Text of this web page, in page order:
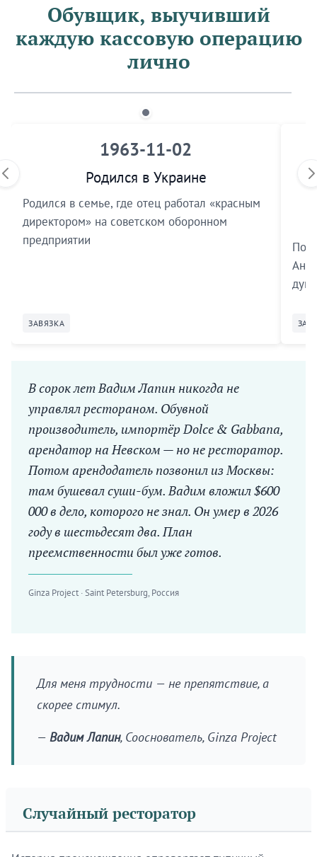
Обувщик, выучивший
каждую кассовую операцию
лично
1963-11-02
Родился в Украине
Родился в семье, где отец работал «красным
директором» на советском оборонном
предприятии
ЗАВЯЗКА
В сорок лет Вадим Лапин никогда не
управлял рестораном. Обувной
производитель, импортёр Dolce & Gabbana,
арендатор на Невском — но не ресторатор.
Потом арендодатель позвонил из Москвы:
там бушевал суши-бум. Вадим вложил $600
000 в дело, которого не знал. Он умер в 2026
году в шестьдесят два. План
преемственности был уже готов.
Ginza Project · Saint Petersburg, Россия
Для меня трудности — не препятствие, а
скорее стимул.
— Вадим Лапин, Сооснователь, Ginza Project
Случайный ресторатор